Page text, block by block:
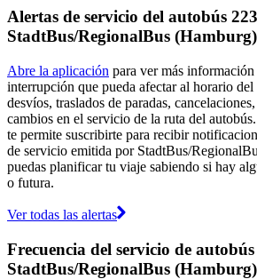
Alertas de servicio del autobús
StadtBus/RegionalBus (Hamburg)
Abre la aplicación para ver más
interrupción que pueda afectar al horario
desvíos, traslados de paradas,
cambios en el servicio de la ruta del autobús.
te permite suscribirte para recibir
de servicio emitida por StadtBus/
puedas planificar tu viaje sabiendo si hay
o futura.
Ver todas las alertas
Frecuencia del servicio de
StadtBus/RegionalBus (Hamburg)